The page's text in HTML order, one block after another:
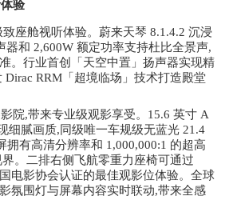
验
致座舱视听体验。蔚来天琴 8.1.4.2 沉浸
器和 2,600W 额定功率支持杜比全景声,
。行业首创「天空中置」扬声器实现精
Dirac RRM「超境临场」技术打造殿堂
院,带来专业级观影享受。 15.6 英寸 A
细腻画质,同级唯一车规级无蓝光 21.4
拥有高清分辨率和 1,000,000:1 的超高
。二排右侧飞航零重力座椅可通过
电影协会认证的最佳观影位体验。全球
氛围灯与屏幕内容实时联动,带来全感